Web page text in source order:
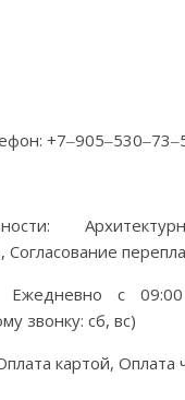
Согласование
Ежедневно с
звонку: сб, вс)
картой, Оплата